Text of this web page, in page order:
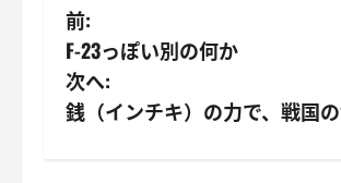
投
稿
ナ
前:
F-23っぽい別の何か
次へ:
銭（インチキ）の力で、戦国